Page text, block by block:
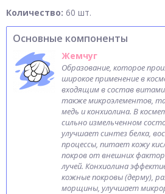
Количество: 60 шт.
Основные компоненты
Жемчуг
Образование, которое
широкое применение в
входящим в состав
также микроэлементов,
медь и конхиолина. В
сильно измельченном
улучшает синтез белка,
процессы, питает кожу
покров от внешних
лучей. Конхиолина
кожные покровы (дерму),
морщины, улучшает